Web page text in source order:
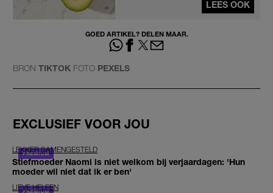
LEES OOK
GOED ARTIKEL? DELEN MAAR.
BRON TIKTOK FOTO PEXELS
EXCLUSIEF VOOR JOU
LEKKER SAMENGESTELD
Stiefmoeder Naomi is niet welkom bij verjaardagen: 'Hun
moeder wil niet dat ik er ben'
LIEVE HELEEN